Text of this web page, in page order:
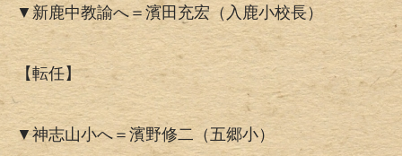
▼新鹿中教諭へ＝濱田充宏（入鹿小校長）
【転任】
▼神志山小へ＝濱野修二（五郷小）